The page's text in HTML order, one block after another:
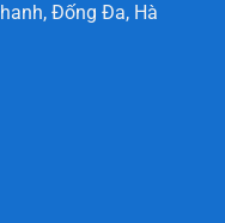
Đống Đa, Hà